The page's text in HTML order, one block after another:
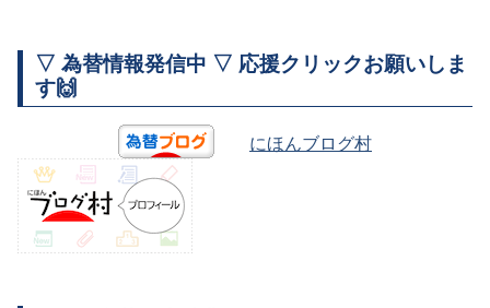
▽ 為替情報発信中 ▽ 応援クリックお願いしま
す🙌
にほんブログ村